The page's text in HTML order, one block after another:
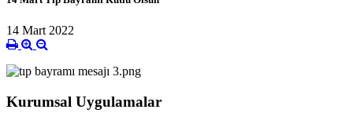
14 Mart 2022
Kurumsal Uygulamalar